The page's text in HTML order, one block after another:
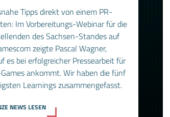
Tipps direkt von einem PR-
Im Vorbereitungs-Webinar für die
des Sachsen-Standes auf
zeigte Pascal Wagner,
es bei erfolgreicher Pressearbeit für
ankommt. Wir haben die fünf
Learnings zusammengefasst.
NEWS LESEN